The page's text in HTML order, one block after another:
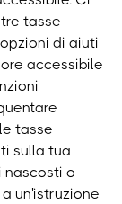
tasse
di aiuti
accessibile
tasse
sulla tua
nascosti o
un'istruzione